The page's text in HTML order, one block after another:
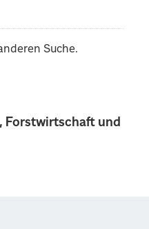
Forstwirtschaft und
Suche.